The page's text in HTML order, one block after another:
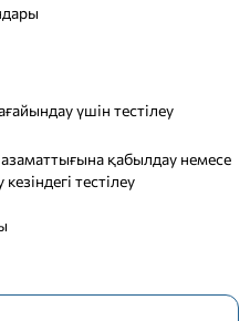
үшін тестілеу
қабылдау немесе
тестілеу